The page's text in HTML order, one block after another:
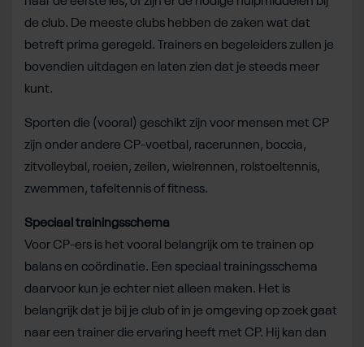
de club. De meeste clubs hebben de zaken wat dat
betreft prima geregeld. Trainers en begeleiders zullen je
bovendien uitdagen en laten zien dat je steeds meer
kunt.
Sporten die (vooral) geschikt zijn voor mensen met CP
zijn onder andere CP-voetbal, racerunnen, boccia,
zitvolleybal, roeien, zeilen, wielrennen, rolstoeltennis,
zwemmen, tafeltennis of fitness.
Speciaal trainingsschema
Voor CP-ers is het vooral belangrijk om te trainen op
balans en coördinatie. Een speciaal trainingsschema
daarvoor kun je echter niet alleen maken. Het is
belangrijk dat je bij je club of in je omgeving op zoek gaat
naar een trainer die ervaring heeft met CP. Hij kan dan